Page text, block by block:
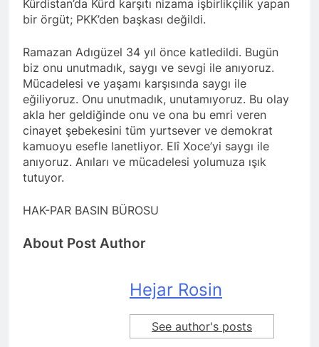
HAK-PAR kadın komisyonu
üyesi Berin Eren
Batun’un konuğu oldu.
HAK-PAR PM üyesi
Siracettin Sarı; Almanya-
Bottrop’da “Ortadoğu,
Kürtler ve Yeni Dönem
Stratejileri” üzerine bir
konferans verdi.
1 Yıl Ago
HAK-PAR pm üyesi
Seracettin Sarı, 06.04.2025
tarihin de Almanya’nın
Bottrop kendinden sonra,
Hamburg kentinde de
”Ortadoğu, Kürtler ve Yeni
etti.
1 Yıl Ago
HAK-PAR Genel başkanı
Meclise davet edildi.
Kızıltepe ilçe kongresi
*Halkımızı kendi ulusal
HAK-PAR Parti Meclisi 12
Nisan 2025 tarihinde Ankara
gündemindeki konuları
görüştü ve aşağıdaki
HAK-PAR Mersin il örgütü
Newrozu coşkulu bir
etkinlikle kutladı
1 Yıl Ago
1 Yıl Ago
Kürdistan’da Kürd karşıtı nizama işbirlikçilik yapan
bir örgüt; PKK’den başkası değildi.
Ramazan Adıgüzel 34 yıl önce katledildi. Bugün
biz onu unutmadık, saygı ve sevgi ile anıyoruz.
Mücadelesi ve yaşamı karşısında saygı ile
eğiliyoruz. Onu unutmadık, unutamıyoruz. Bu olay
akla her geldiğinde onu ve ona bu emri veren
cinayet şebekesini tüm yurtsever ve demokrat
kamuoyu esefle lanetliyor. Elî Xoce’yi saygı ile
anıyoruz. Anıları ve mücadelesi yolumuza ışık
tutuyor.
HAK-PAR BASIN BÜROSU
About Post Author
Hejar Rosin
See author's posts